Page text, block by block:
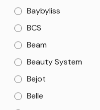
Baybyliss
BCS
Beam
Beauty System
Bejot
Belle